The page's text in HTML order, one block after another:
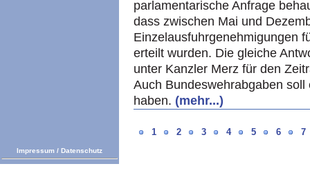
parlamentarische Anfrage
dass zwischen Mai und
Einzelausfuhrgenehmigungen
erteilt wurden. Die gleiche
unter Kanzler Merz für den
Auch Bundeswehrabgaben
haben. (mehr...)
1 2 3 4 5 6 7
Impressum / Datenschutz